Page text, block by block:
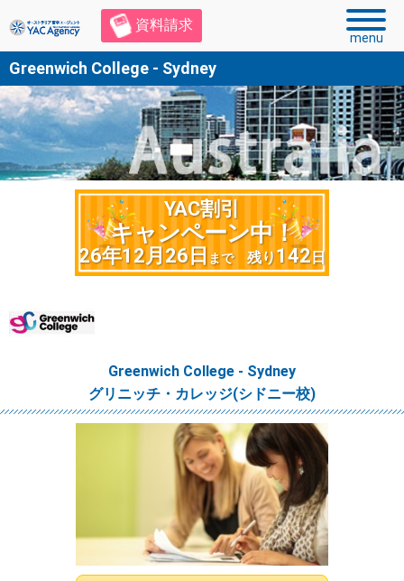
資料請求
menu
Greenwich College - Sydney
YAC割引
キャンペーン中！
26年12月26日 まで 残り142日
Greenwich College - Sydney
グリニッチ・カレッジ(シドニー校)